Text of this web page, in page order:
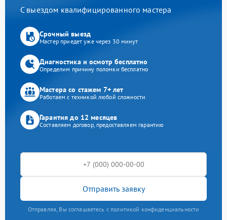
С выездом квалифицированного мастера
Срочный выезд
Мастер приедет уже через 30 минут
Диагностика и осмотр бесплатно
Определим причину поломки бесплатно
Мастера со стажем 7+ лет
Работаем с техникой любой сложности
Гарантия до 12 месяцев
Составляем договор, предоставляем гарантию
Отправить заявку
Отправляя, Вы соглашаетесь с политикой конфиденциальности